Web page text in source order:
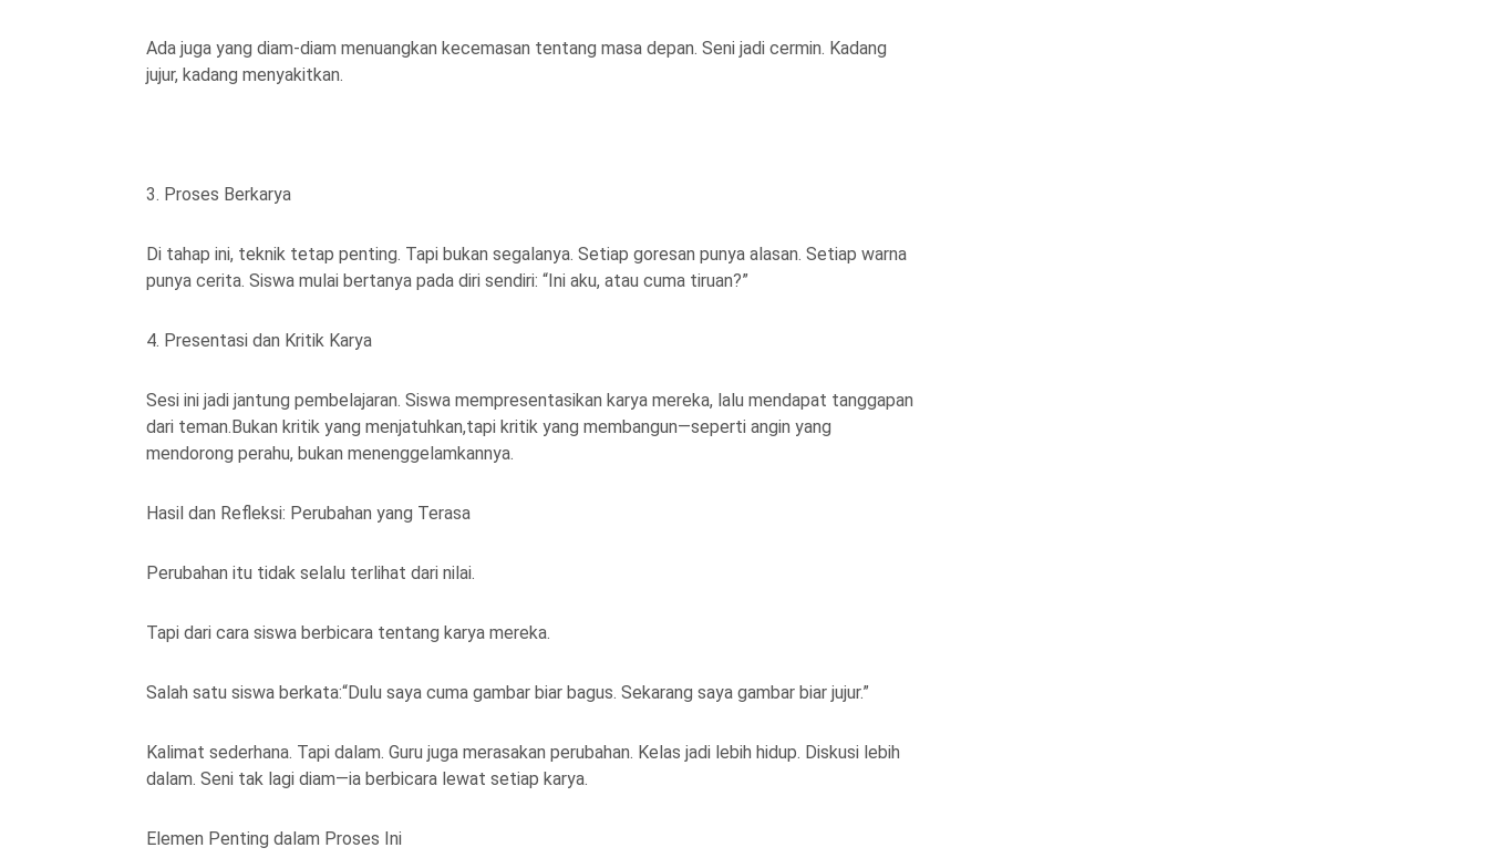
Ada juga yang diam-diam menuangkan kecemasan tentang masa depan. Seni jadi cermin. Kadang
jujur, kadang menyakitkan.
3. Proses Berkarya
Di tahap ini, teknik tetap penting. Tapi bukan segalanya. Setiap goresan punya alasan. Setiap warna
punya cerita. Siswa mulai bertanya pada diri sendiri: “Ini aku, atau cuma tiruan?”
4. Presentasi dan Kritik Karya
Sesi ini jadi jantung pembelajaran. Siswa mempresentasikan karya mereka, lalu mendapat tanggapan
dari teman.Bukan kritik yang menjatuhkan,tapi kritik yang membangun—seperti angin yang
mendorong perahu, bukan menenggelamkannya.
Hasil dan Refleksi: Perubahan yang Terasa
Perubahan itu tidak selalu terlihat dari nilai.
Tapi dari cara siswa berbicara tentang karya mereka.
Salah satu siswa berkata:“Dulu saya cuma gambar biar bagus. Sekarang saya gambar biar jujur.”
Kalimat sederhana. Tapi dalam. Guru juga merasakan perubahan. Kelas jadi lebih hidup. Diskusi lebih
dalam. Seni tak lagi diam—ia berbicara lewat setiap karya.
Elemen Penting dalam Proses Ini